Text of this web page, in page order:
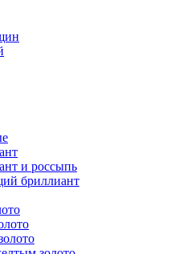
и россыпь
бриллиант